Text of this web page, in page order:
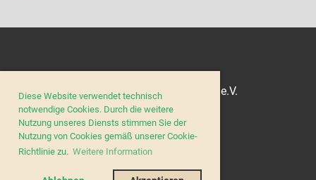
Diese Website verwendet technisch
notwendige Cookies. Durch die weitere
Nutzung unseres Diensts stimmen Sie der
Nutzung von Cookies gemäß unserer Cookie-
Richtlinie zu. Weitere Information
© Barrierefrei - Sei mit dabei e.V.
Impressum